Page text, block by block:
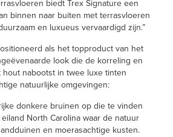
biedt Trex Signature een
binnen naar buiten met terrasvloeren
en luxueus vervaardigd zijn.”
als het topproduct van het
look die de korreling en
nabootst in twee luxe tinten
natuurlijke omgevingen:
donkere bruinen op die te vinden
North Carolina waar de natuur
en moerasachtige kusten.